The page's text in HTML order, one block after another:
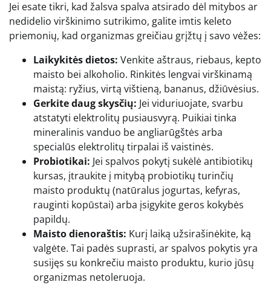
Jei esate tikri, kad žalsva spalva atsirado dėl mitybos ar
nedidelio virškinimo sutrikimo, galite imtis keleto
priemonių, kad organizmas greičiau grįžtų į savo vėžes:
Laikykitės dietos: Venkite aštraus, riebaus, kepto
maisto bei alkoholio. Rinkitės lengvai virškinamą
maistą: ryžius, virtą vištieną, bananus, džiūvėsius.
Gerkite daug skysčių: Jei viduriuojate, svarbu
atstatyti elektrolitų pusiausvyrą. Puikiai tinka
mineralinis vanduo be angliarūgštės arba
specialūs elektrolitų tirpalai iš vaistinės.
Probiotikai: Jei spalvos pokytį sukėlė antibiotikų
kursas, įtraukite į mitybą probiotikų turinčių
maisto produktų (natūralus jogurtas, kefyras,
rauginti kopūstai) arba įsigykite geros kokybės
papildų.
Maisto dienoraštis: Kurį laiką užsirašinėkite, ką
valgėte. Tai padės suprasti, ar spalvos pokytis yra
susijęs su konkrečiu maisto produktu, kurio jūsų
organizmas netoleruoja.